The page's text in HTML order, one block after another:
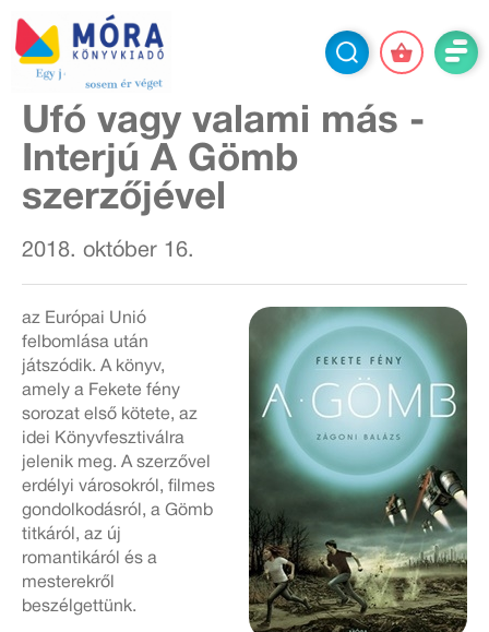
Ufó vagy valami más -
Interjú A Gömb
szerzőjével
2018. október 16.
az Európai Unió
felbomlása után
játszódik. A könyv,
amely a Fekete fény
sorozat első kötete, az
idei Könyvfesztiválra
jelenik meg. A szerzővel
erdélyi városokról, filmes
gondolkodásról, a Gömb
titkáról, az új
romantikáról és a
mesterekről
beszélgettünk.